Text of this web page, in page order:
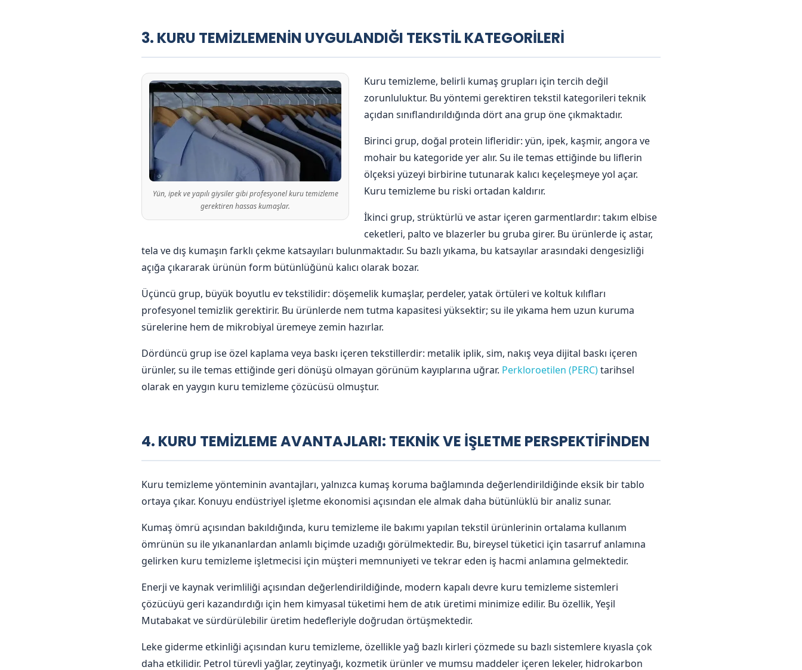
3. KURU TEMİZLEMENİN UYGULANDIĞI TEKSTİL KATEGORİLERİ
Yün, ipek ve yapılı giysiler gibi profesyonel kuru temizleme
gerektiren hassas kumaşlar.
Kuru temizleme, belirli kumaş grupları için tercih değil
zorunluluktur. Bu yöntemi gerektiren tekstil kategorileri teknik
açıdan sınıflandırıldığında dört ana grup öne çıkmaktadır.
Birinci grup, doğal protein lifleridir: yün, ipek, kaşmir, angora ve
mohair bu kategoride yer alır. Su ile temas ettiğinde bu liflerin
ölçeksi yüzeyi birbirine tutunarak kalıcı keçeleşmeye yol açar.
Kuru temizleme bu riski ortadan kaldırır.
İkinci grup, strüktürlü ve astar içeren garmentlardır: takım elbise
ceketleri, palto ve blazerler bu gruba girer. Bu ürünlerde iç astar,
tela ve dış kumaşın farklı çekme katsayıları bulunmaktadır. Su bazlı yıkama, bu katsayılar arasındaki dengesizliği
açığa çıkararak ürünün form bütünlüğünü kalıcı olarak bozar.
Üçüncü grup, büyük boyutlu ev tekstilidir: döşemelik kumaşlar, perdeler, yatak örtüleri ve koltuk kılıfları
profesyonel temizlik gerektirir. Bu ürünlerde nem tutma kapasitesi yüksektir; su ile yıkama hem uzun kuruma
sürelerine hem de mikrobiyal üremeye zemin hazırlar.
Dördüncü grup ise özel kaplama veya baskı içeren tekstillerdir: metalik iplik, sim, nakış veya dijital baskı içeren
ürünler, su ile temas ettiğinde geri dönüşü olmayan görünüm kayıplarına uğrar. Perkloroetilen (PERC)tarihsel
olarak en yaygın kuru temizleme çözücüsü olmuştur.
4. KURU TEMİZLEME AVANTAJLARI: TEKNİK VE İŞLETME PERSPEKTİFİNDEN
Kuru temizleme yönteminin avantajları, yalnızca kumaş koruma bağlamında değerlendirildiğinde eksik bir tablo
ortaya çıkar. Konuyu endüstriyel işletme ekonomisi açısından ele almak daha bütünlüklü bir analiz sunar.
Kumaş ömrü açısından bakıldığında, kuru temizleme ile bakımı yapılan tekstil ürünlerinin ortalama kullanım
ömrünün su ile yıkananlardan anlamlı biçimde uzadığı görülmektedir. Bu, bireysel tüketici için tasarruf anlamına
gelirken kuru temizleme işletmecisi için müşteri memnuniyeti ve tekrar eden iş hacmi anlamına gelmektedir.
Enerji ve kaynak verimliliği açısından değerlendirildiğinde, modern kapalı devre kuru temizleme sistemleri
çözücüyü geri kazandırdığı için hem kimyasal tüketimi hem de atık üretimi minimize edilir. Bu özellik, Yeşil
Mutabakat ve sürdürülebilir üretim hedefleriyle doğrudan örtüşmektedir.
Leke giderme etkinliği açısından kuru temizleme, özellikle yağ bazlı kirleri çözmede su bazlı sistemlere kıyasla çok
daha etkilidir. Petrol türevli yağlar, zeytinyağı, kozmetik ürünler ve mumsu maddeler içeren lekeler, hidrokarbon